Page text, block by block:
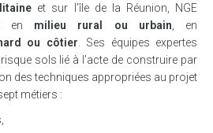
et sur l’île de la Réunion, NGE
en milieu rural ou urbain , en
ou côtier . Ses équipes expertes
sols lié à l’acte de construire par
des techniques appropriées au projet
métiers :